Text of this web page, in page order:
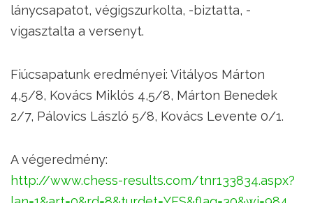
lánycsapatot, végigszurkolta, -biztatta, -
vigasztalta a versenyt.
Fiúcsapatunk eredményei: Vitályos Márton
4,5/8, Kovács Miklós 4,5/8, Márton Benedek
2/7, Pálovics László 5/8, Kovács Levente 0/1.
A végeredmény:
http://www.chess-results.com/tnr133834.aspx?